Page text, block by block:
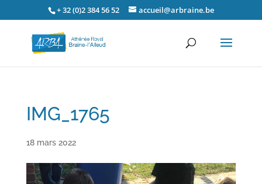
+ 32 (0)2 384 56 52 accueil@arbraine.be
IMG_1765
18 mars 2022